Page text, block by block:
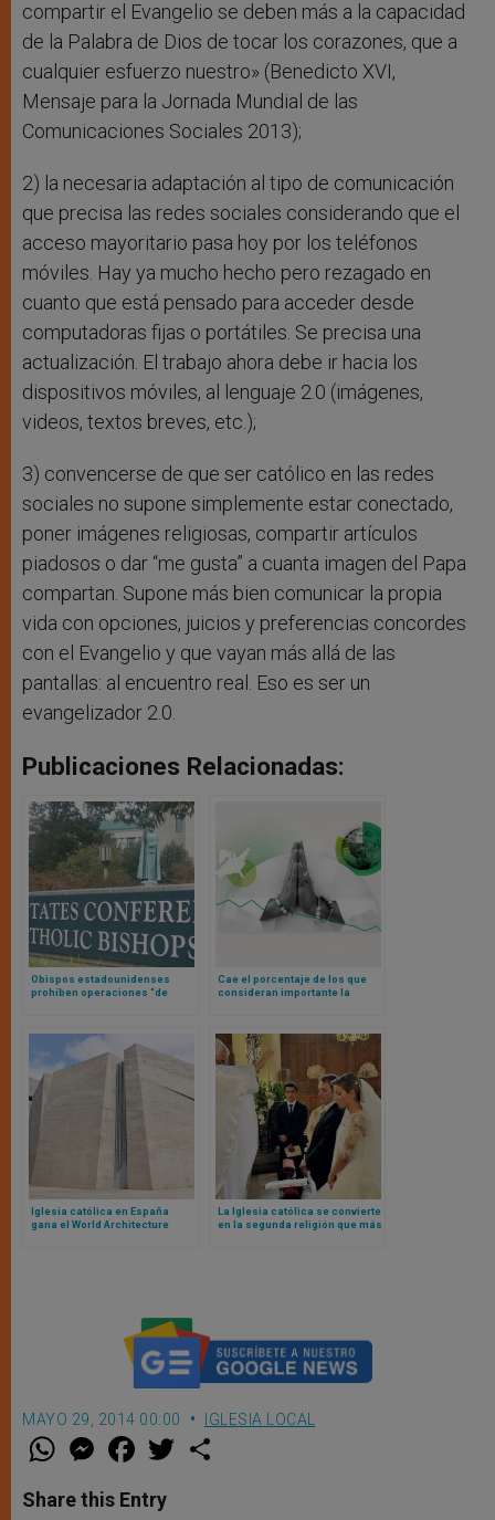
compartir el Evangelio se deben más a la capacidad
de la Palabra de Dios de tocar los corazones, que a
cualquier esfuerzo nuestro» (Benedicto XVI,
Mensaje para la Jornada Mundial de las
Comunicaciones Sociales 2013);
2) la necesaria adaptación al tipo de comunicación
que precisa las redes sociales considerando que el
acceso mayoritario pasa hoy por los teléfonos
móviles. Hay ya mucho hecho pero rezagado en
cuanto que está pensado para acceder desde
computadoras fijas o portátiles. Se precisa una
actualización. El trabajo ahora debe ir hacia los
dispositivos móviles, al lenguaje 2.0 (imágenes,
videos, textos breves, etc.);
3) convencerse de que ser católico en las redes
sociales no supone simplemente estar conectado,
poner imágenes religiosas, compartir artículos
piadosos o dar “me gusta” a cuanta imagen del Papa
compartan. Supone más bien comunicar la propia
vida con opciones, juicios y preferencias concordes
con el Evangelio y que vayan más allá de las
pantallas: al encuentro real. Eso es ser un
evangelizador 2.0.
Publicaciones Relacionadas:
Obispos estadounidenses
prohíben operaciones “de
Cae el porcentaje de los que
consideran importante la
Iglesia católica en España
gana el World Architecture
La Iglesia católica se convierte
en la segunda religión que más
MAYO 29, 2014 00:00 IGLESIA LOCAL
W
t
s
M
e
s
e
F
a
e
b
w
Share this Entry